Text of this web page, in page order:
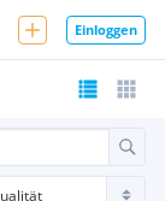
Einloggen